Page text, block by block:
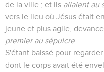
de la ville ; et ils allaient au
vers le lieu où Jésus était
jeune et plus agile,
premier au sépulcre.
S'étant baissé pour
dont le corps avait été